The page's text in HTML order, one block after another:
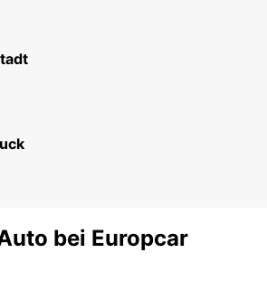
bei Europcar